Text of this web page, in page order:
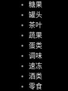
糖果
罐头
茶叶
蔬果
蛋类
调味
速冻
酒类
零食